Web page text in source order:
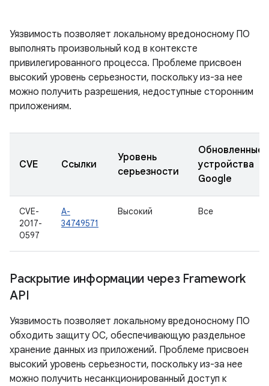
Уязвимость позволяет локальному вредоносному ПО
выполнять произвольный код в контексте
привилегированного процесса. Проблеме присвоен
высокий уровень серьезности, поскольку из-за нее
можно получить разрешения, недоступные сторонним
приложениям.
CVE Ссылки
Уровень
серьезности
Обновленные
устройства
Google
CVE-
2017-
0597
A-
34749571
Высокий Все
Раскрытие информации через Framework
API
Уязвимость позволяет локальному вредоносному ПО
обходить защиту ОС, обеспечивающую раздельное
хранение данных из приложений. Проблеме присвоен
высокий уровень серьезности, поскольку из-за нее
можно получить несанкционированный доступ к